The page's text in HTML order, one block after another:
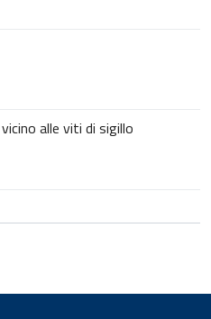
alle viti di sigillo